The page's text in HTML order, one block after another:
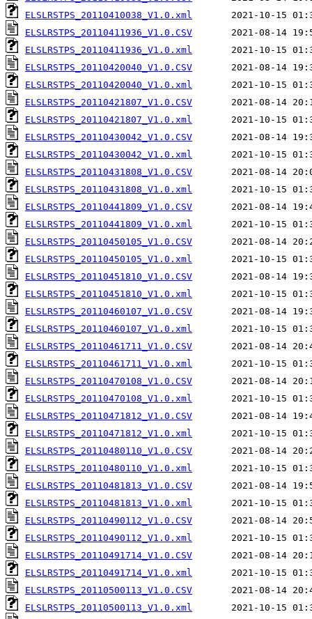
ELSLRSTPS_20110410038_V1.0.xml
ELSLRSTPS_20110411936_V1.0.CSV
ELSLRSTPS_20110411936_V1.0.xml
ELSLRSTPS_20110420040_V1.0.CSV
ELSLRSTPS_20110420040_V1.0.xml
ELSLRSTPS_20110421807_V1.0.CSV
ELSLRSTPS_20110421807_V1.0.xml
ELSLRSTPS_20110430042_V1.0.CSV
ELSLRSTPS_20110430042_V1.0.xml
ELSLRSTPS_20110431808_V1.0.CSV
ELSLRSTPS_20110431808_V1.0.xml
ELSLRSTPS_20110441809_V1.0.CSV
ELSLRSTPS_20110441809_V1.0.xml
ELSLRSTPS_20110450105_V1.0.CSV
ELSLRSTPS_20110450105_V1.0.xml
ELSLRSTPS_20110451810_V1.0.CSV
ELSLRSTPS_20110451810_V1.0.xml
ELSLRSTPS_20110460107_V1.0.CSV
ELSLRSTPS_20110460107_V1.0.xml
ELSLRSTPS_20110461711_V1.0.CSV
ELSLRSTPS_20110461711_V1.0.xml
ELSLRSTPS_20110470108_V1.0.CSV
ELSLRSTPS_20110470108_V1.0.xml
ELSLRSTPS_20110471812_V1.0.CSV
ELSLRSTPS_20110471812_V1.0.xml
ELSLRSTPS_20110480110_V1.0.CSV
ELSLRSTPS_20110480110_V1.0.xml
ELSLRSTPS_20110481813_V1.0.CSV
ELSLRSTPS_20110481813_V1.0.xml
ELSLRSTPS_20110490112_V1.0.CSV
ELSLRSTPS_20110490112_V1.0.xml
ELSLRSTPS_20110491714_V1.0.CSV
ELSLRSTPS_20110491714_V1.0.xml
ELSLRSTPS_20110500113_V1.0.CSV
ELSLRSTPS_20110500113_V1.0.xml